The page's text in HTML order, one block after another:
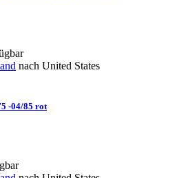
nach United States
-04/85 rot